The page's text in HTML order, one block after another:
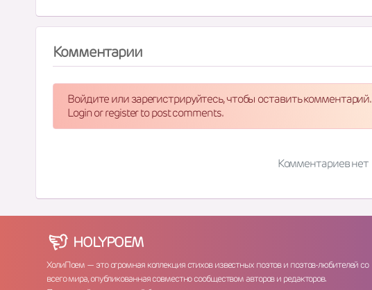
Комментарии
Войдите или зарегистрируйтесь, чтобы оставить комментарий.
Login or register to post comments.
Комментариев нет
HOLYPOEM
ХолиПоем — это огромная коллекция стихов известных поэтов и поэтов-любителей со
всего мира, опубликованная совместно сообществом авторов и редакторов.